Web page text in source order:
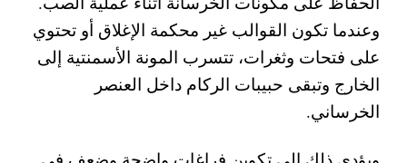
وعندما تكون القوالب غير محكمة الإغلاق أو تحتوي
على فتحات وثغرات، تتسرب المونة الأسمنتية إلى
الخارج وتبقى حبيبات الركام داخل العنصر
الخرساني.